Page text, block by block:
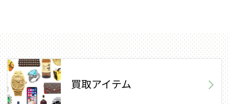
買取アイテム